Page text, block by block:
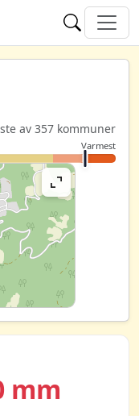
av 357 kommuner
Varmest
mm